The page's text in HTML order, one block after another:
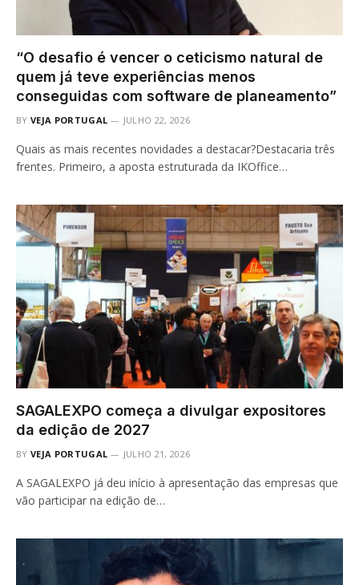
“O desafio é vencer o ceticismo natural de
quem já teve experiências menos
conseguidas com software de planeamento”
BY VEJA PORTUGAL JULHO 22, 2026
Quais as mais recentes novidades a destacar?Destacaria três
frentes. Primeiro, a aposta estruturada da IKOffice…
SAGALEXPO começa a divulgar expositores
da edição de 2027
BY VEJA PORTUGAL JULHO 21, 2026
A SAGALEXPO já deu início à apresentação das empresas que
vão participar na edição de…